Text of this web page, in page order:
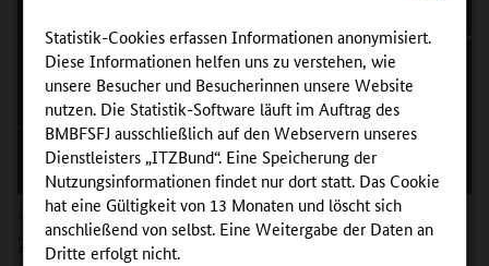
Statistik-Cookies erfassen Informationen anonymisiert.
Diese Informationen helfen uns zu verstehen, wie
unsere Besucher und Besucherinnen unsere Website
nutzen. Die Statistik-Software läuft im Auftrag des
BMBFSFJ ausschließlich auf den Webservern unseres
Dienstleisters „ITZBund“. Eine Speicherung der
Nutzungsinformationen findet nur dort statt. Das Cookie
hat eine Gültigkeit von 13 Monaten und löscht sich
anschließend von selbst. Eine Weitergabe der Daten an
Dritte erfolgt nicht.
Zeitschrift berufsbildung: Ukraine
25.06.2024